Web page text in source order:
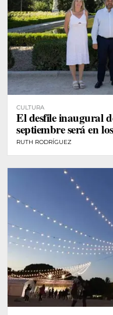
CULTURA
El desfile inaugural
septiembre será en
RUTH RODRÍGUEZ